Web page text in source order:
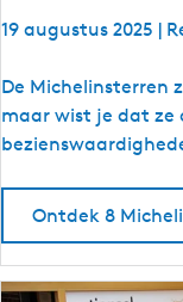
19 augustus 2025 |
8
x
M
l
De Michelinsterren
maar wist je dat ze
Ontdek 8